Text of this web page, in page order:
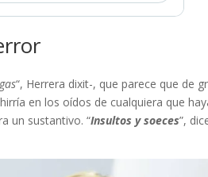
“, Herrera dixit-, que parece que de
en los oídos de cualquiera que
un sustantivo. “Insultos y soeces”,